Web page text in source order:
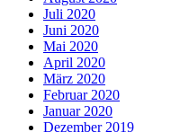
Juli 2020
Juni 2020
Mai 2020
April 2020
März 2020
Februar 2020
Januar 2020
Dezember 2019